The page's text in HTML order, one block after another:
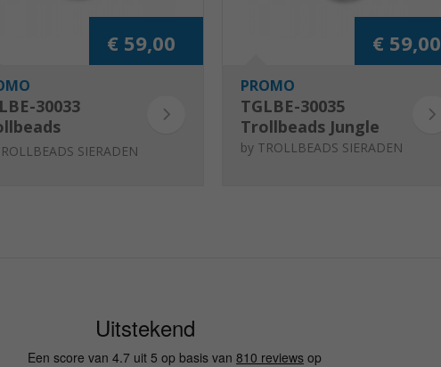
€ 59,00
30033
SIERADEN
€ 59,00
PROMO
TGLBE-30035
Trollbeads Jungle
by TROLLBEADS SIERADEN